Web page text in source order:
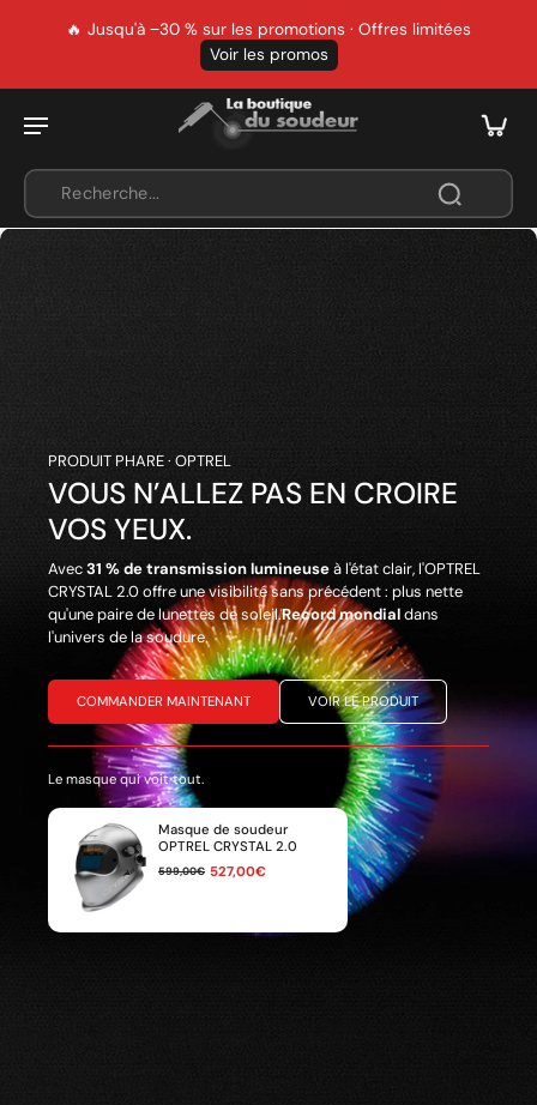
🔥 Jusqu'à −30 % sur les promotions · Offres limitées
Voir les promos
PRODUIT PHARE · OPTREL
VOUS N’ALLEZ PAS EN CROIRE
VOS YEUX.
Avec31 % de transmission lumineuseà l'état clair, l'OPTREL
CRYSTAL 2.0 offre une visibilité sans précédent : plus nette
qu'une paire de lunettes de soleil.ㅤㅤㅤㅤㅤRecord mondialdans
l'univers de la soudure.
COMMANDER MAINTENANT VOIR LE PRODUIT
Le masque qui voit tout.
Masque de soudeur
OPTREL CRYSTAL 2.0
599,00€ 527,00€